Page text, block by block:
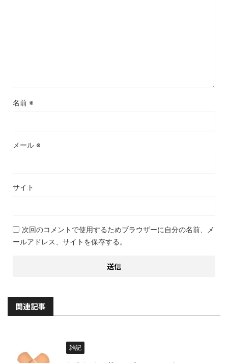
名前 ※
メール ※
サイト
次回のコメントで使用するためブラウザーに自分の名前、メ
ールアドレス、サイトを保存する。
関連記事
雑記